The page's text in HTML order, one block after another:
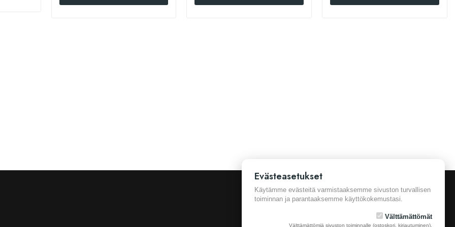
Evästeasetukset
Käytämme evästeitä varmistaaksemme sivuston turvallisen
toiminnan ja parantaaksemme käyttökokemustasi.
Välttämättömät
Välttämättömiä sivuston toiminnalle (ostoskori, kirjautuminen).